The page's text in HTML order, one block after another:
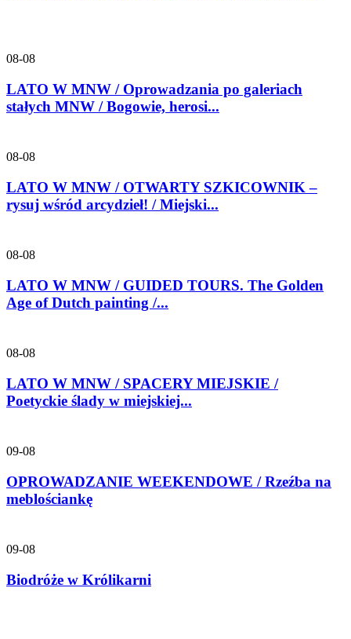
08-08
LATO W MNW / Oprowadzania po galeriach
stałych MNW / Bogowie, herosi...
08-08
LATO W MNW / OTWARTY SZKICOWNIK –
rysuj wśród arcydzieł! / Miejski...
08-08
LATO W MNW / GUIDED TOURS. The Golden
Age of Dutch painting /...
08-08
LATO W MNW / SPACERY MIEJSKIE /
Poetyckie ślady w miejskiej...
09-08
OPROWADZANIE WEEKENDOWE / Rzeźba na
meblościankę
09-08
Biodróże w Królikarni